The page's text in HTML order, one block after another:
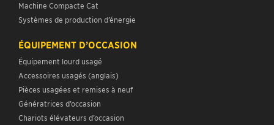
Machine Compacte Cat
Systèmes de production d’énergie
ÉQUIPEMENT D’OCCASION
Équipement lourd usagé
Accessoires usagés (anglais)
Pièces usagées et remises à neuf
Génératrices d’occasion
Chariots élévateurs d’occasion